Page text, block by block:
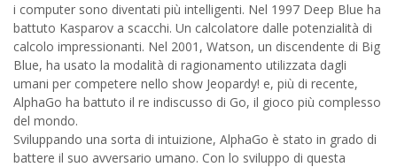
i computer sono diventati più intelligenti. Nel 1997 Deep Blue ha
battuto Kasparov a scacchi. Un calcolatore dalle potenzialità di
calcolo impressionanti. Nel 2001, Watson, un discendente di Big
Blue, ha usato la modalità di ragionamento utilizzata dagli
umani per competere nello show Jeopardy! e, più di recente,
AlphaGo ha battuto il re indiscusso di Go, il gioco più complesso
del mondo.
Sviluppando una sorta di intuizione, AlphaGo è stato in grado di
battere il suo avversario umano. Con lo sviluppo di questa